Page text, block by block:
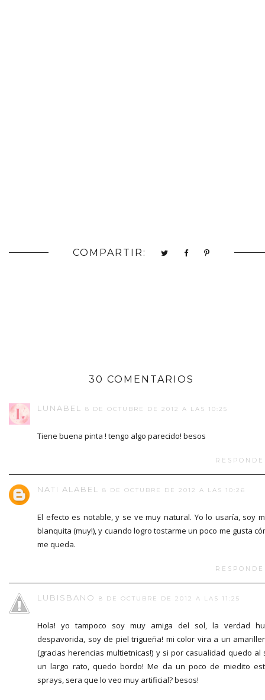
COMPARTIR:
30 COMENTARIOS
LUNABEL 8 DE OCTUBRE DE 2012 A LAS 10:25
Tiene buena pinta ! tengo algo parecido! besos
NATI ALABEL 8 DE OCTUBRE DE 2012 A LAS 10:26
El efecto es notable, y se ve muy natural. Yo lo usaría, soy
blanquita (muy!), y cuando logro tostarme un poco me gusta
me queda.
LUBISBANO 8 DE OCTUBRE DE 2012 A LAS 11:25
Hola! yo tampoco soy muy amiga del sol, la verdad
despavorida, soy de piel trigueña! mi color vira a un
(gracias herencias multietnicas!) y si por casualidad quedo al
un largo rato, quedo bordo! Me da un poco de miedito
sprays, sera que lo veo muy artificial? besos!